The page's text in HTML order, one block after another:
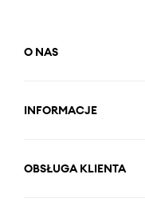
O NAS
INFORMACJE
OBSŁUGA KLIENTA